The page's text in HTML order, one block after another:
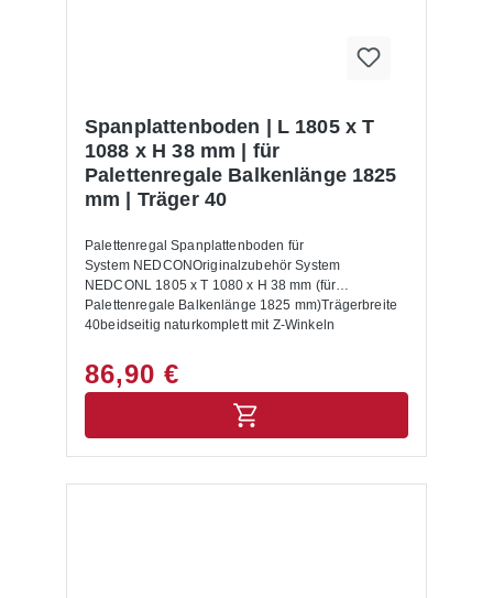
drin enthalten:- Bodenanker- Unterlegbleche-
Abmessungen 1200 x 800 mm geeignet. Für andere
Paletten Maße setzen Sie sich bitte mit uns in
Verbindung.Alle Lastangaben gelten bei einer
Fachhöhe von 1200 mm sowie für eine gleichmäßig
verteilte Last. Die Palettenregale sind nicht zur
Anlieferung erfolgt zerlegt mit Aufbauanleitung.
Spanplattenboden | L 1805 x T
1088 x H 38 mm | für
Palettenregale Balkenlänge 1825
mm | Träger 40
Palettenregal Spanplattenboden für
System NEDCONOriginalzubehör System
NEDCONL 1805 x T 1080 x H 38 mm (für
Palettenregale Balkenlänge 1825 mm)Trägerbreite
40beidseitig naturkomplett mit Z-Winkeln
86,90 €